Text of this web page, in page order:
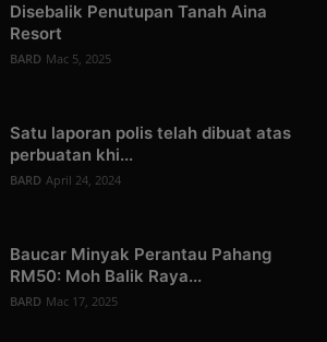
Disebalik Penutupan Tanah Aina
Resort
BARD Mac 5, 2025
Satu laporan polis telah dibuat atas
perbuatan khi...
BARD April 24, 2024
Baucar Minyak Perantau Pahang
RM50: Moh Balik Raya...
BARD Mac 17, 2025